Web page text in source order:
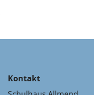
Kontakt